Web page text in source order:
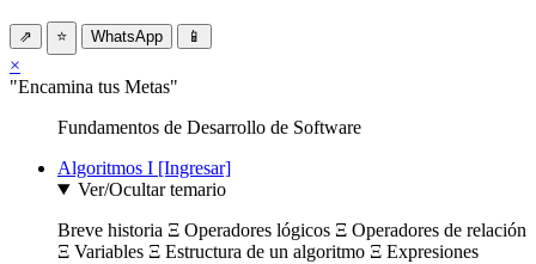
⇗ ⭐ WhatsApp 📱
×
"Encamina tus Metas"
Fundamentos de Desarrollo de Software
Algoritmos I [Ingresar]
Ver/Ocultar temario
Breve historia Ξ Operadores lógicos Ξ Operadores de relación
Ξ Variables Ξ Estructura de un algoritmo Ξ Expresiones